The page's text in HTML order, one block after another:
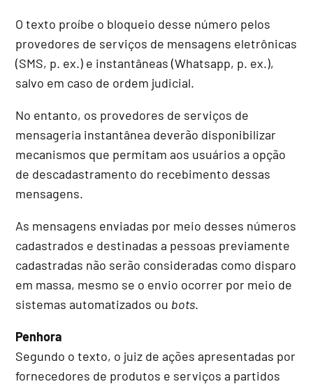
O texto proíbe o bloqueio desse número pelos
provedores de serviços de mensagens eletrônicas
(SMS, p. ex.) e instantâneas (Whatsapp, p. ex.),
salvo em caso de ordem judicial.
No entanto, os provedores de serviços de
mensageria instantânea deverão disponibilizar
mecanismos que permitam aos usuários a opção
de descadastramento do recebimento dessas
mensagens.
As mensagens enviadas por meio desses números
cadastrados e destinadas a pessoas previamente
cadastradas não serão consideradas como disparo
em massa, mesmo se o envio ocorrer por meio de
sistemas automatizados ou bots.
Penhora
Segundo o texto, o juiz de ações apresentadas por
fornecedores de produtos e serviços a partidos